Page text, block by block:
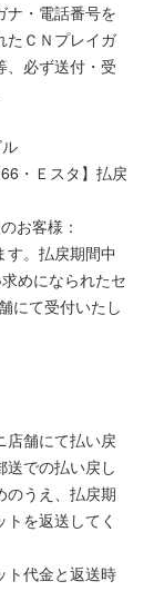
ナ・電話番号を
たＣＮプレイガ
、必ず送付・受
・Ｅスタ】払戻
お客様：
す。払戻期間中
めになられたセ
にて受付いたし
店舗にて払い戻
送での払い戻し
のうえ、払戻期
を返送してく
ト代金と返送時